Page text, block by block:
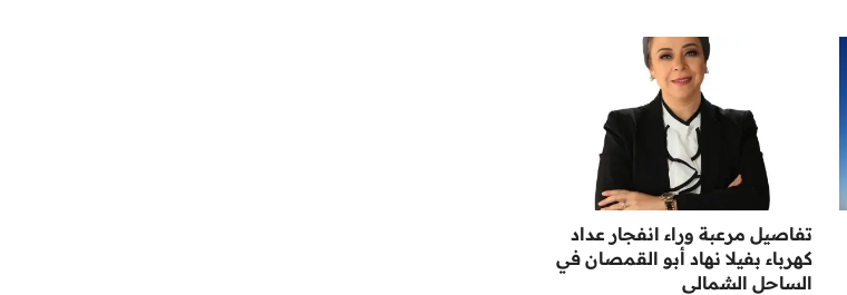
تفاصيل مرعبة وراء انفجار عداد
كهرباء بفيلا نهاد أبو القمصان في
الساحل الشمالي